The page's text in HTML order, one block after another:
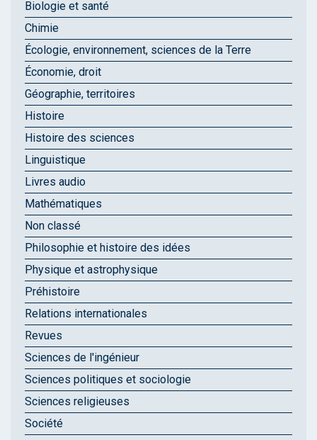
Biologie et santé
Chimie
Écologie, environnement, sciences de la Terre
Économie, droit
Géographie, territoires
Histoire
Histoire des sciences
Linguistique
Livres audio
Mathématiques
Non classé
Philosophie et histoire des idées
Physique et astrophysique
Préhistoire
Relations internationales
Revues
Sciences de l'ingénieur
Sciences politiques et sociologie
Sciences religieuses
Société